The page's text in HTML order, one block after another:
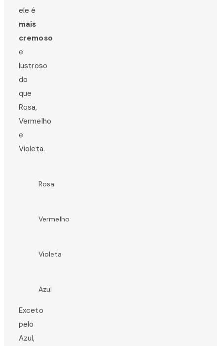
ele é
mais
cremoso
e
lustroso
do
que
Rosa,
Vermelho
e
Violeta.
Rosa
Vermelho
Violeta
Azul
Exceto
pelo
Azul,